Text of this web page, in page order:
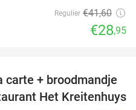
Regulier €41,60
€28,95
38%
carte + broodmandje
Het Kreitenhuys